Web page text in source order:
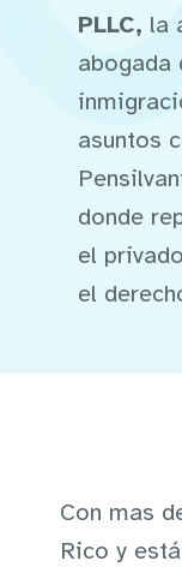
PLLC, la
abogada
asuntos
donde
el
el
Con mas
Rico y